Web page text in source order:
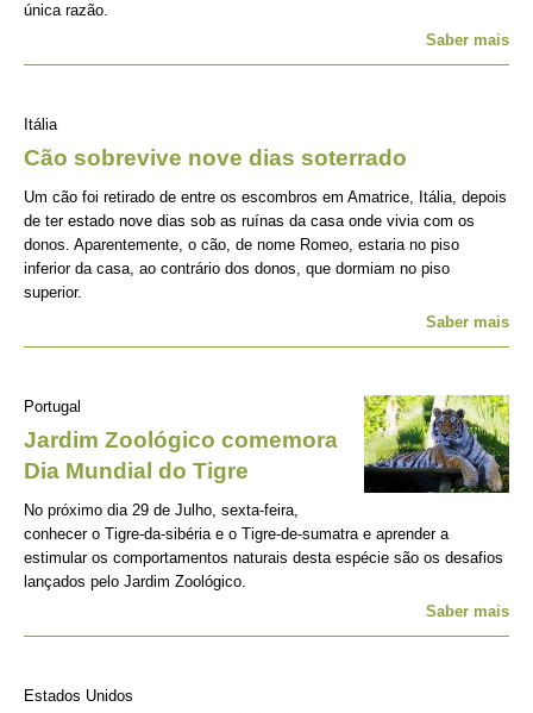
única razão.
Saber mais
Itália
Cão sobrevive nove dias soterrado
Um cão foi retirado de entre os escombros em Amatrice, Itália, depois
de ter estado nove dias sob as ruínas da casa onde vivia com os
donos. Aparentemente, o cão, de nome Romeo, estaria no piso
inferior da casa, ao contrário dos donos, que dormiam no piso
superior.
Saber mais
Portugal
Jardim Zoológico comemora
Dia Mundial do Tigre
No próximo dia 29 de Julho, sexta-feira,
conhecer o Tigre-da-sibéria e o Tigre-de-sumatra e aprender a
estimular os comportamentos naturais desta espécie são os desafios
lançados pelo Jardim Zoológico.
Saber mais
Estados Unidos